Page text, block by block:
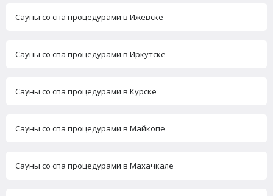
Сауны со спа процедурами в Ижевске
Сауны со спа процедурами в Иркутске
Сауны со спа процедурами в Курске
Сауны со спа процедурами в Майкопе
Сауны со спа процедурами в Махачкале